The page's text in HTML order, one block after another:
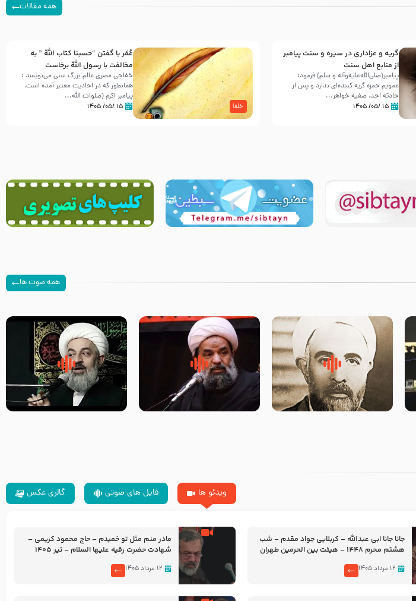
همه مقالات
گریه و عزاداری در سیره و سنت پیامبر
از منابع اهل سنت
پیامبر(صلی‌الله‌علیه‌وآله و سلم) فرمود:
عمویم حمزه گریه کننده‌ای ندارد و پس از
حادثه احد، صفیه خواهر...
۱۵ /۰۵/ ۱۴۰۵ خلفا
عُمَر با گفتن “حسبنا كتاب اللّه ” به
مخالفت با رسول اللّه برخاست
خفاجی مصری عالم بزرگ سنی می‌نویسد :
همانطور که در احادیث معتبر آمده است،
پیامبر اکرم (صلوات اللّه...
۱۵ /۰۵/ ۱۴۰۵
همه صوت ها
روضه‌ی مجلس یزید ملعون و
اسارت اهل‌بیت علیهم‌السلام –
سلام جوانی که امام حسین علیه
السلام خودش جوابش را دادند
زیارتی که اسباب رزق زیاد و عمر
طولانی است حجت السلام حسین
ویدئو ها فایل های صوتی گالری عکس
جانا جانا ابی عبدالله – کربلایی جواد مقدم – شب
هشتم محرم 1448 – هیئت بین الحرمین طهران
۱۲ مرداد ۱۴۰۵
مادر منم مثل تو خمیدم – حاج محمود کریمی –
شهادت حضرت رقیه علیها السلام – تیر ۱۴۰۵
۱۲ مرداد ۱۴۰۵